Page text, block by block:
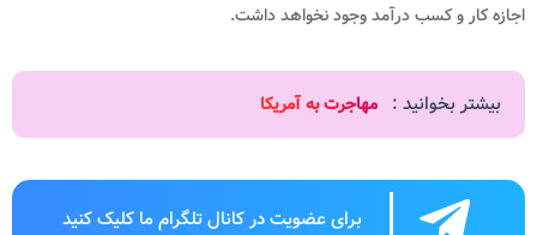
اجازه کار و کسب درآمد وجود نخواهد داشت.
بیشتر بخوانید : مهاجرت به آمریکا
برای عضویت در کانال تلگرام ما کلیک کنید